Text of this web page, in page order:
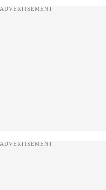
ADVERTISEMENT
ADVERTISEMENT